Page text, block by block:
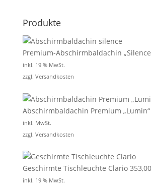
Produkte
Premium-Abschirmbaldachin
inkl. 19 % MwSt.
zzgl. Versandkosten
Abschirmbaldachin Premium „Lumin“
inkl. MwSt.
zzgl. Versandkosten
Geschirmte Tischleuchte Clario 353,00
inkl. 19 % MwSt.